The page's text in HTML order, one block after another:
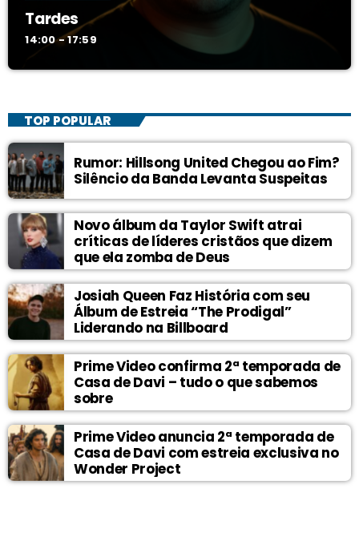
Tardes
14:00 - 17:59
TOP POPULAR
Rumor: Hillsong United Chegou ao Fim?
Silêncio da Banda Levanta Suspeitas
Novo álbum da Taylor Swift atrai
críticas de líderes cristãos que dizem
que ela zomba de Deus
Josiah Queen Faz História com seu
Álbum de Estreia “The Prodigal”
Liderando na Billboard
Prime Video confirma 2ª temporada de
Casa de Davi – tudo o que sabemos
sobre
Prime Video anuncia 2ª temporada de
Casa de Davi com estreia exclusiva no
Wonder Project